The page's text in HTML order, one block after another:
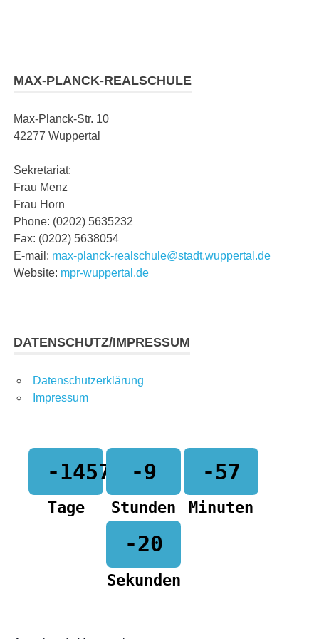
MAX-PLANCK-REALSCHULE
Max-Planck-Str. 10
42277 Wuppertal
Sekretariat:
Frau Menz
Frau Horn
Phone: (0202) 5635232
Fax: (0202) 5638054
E-mail: max-planck-realschule@stadt.wuppertal.de
Website: mpr-wuppertal.de
DATENSCHUTZ/IMPRESSUM
Datenschutzerklärung
Impressum
-1457
Tage
-9
Stunden
-57
Minuten
-20
Sekunden